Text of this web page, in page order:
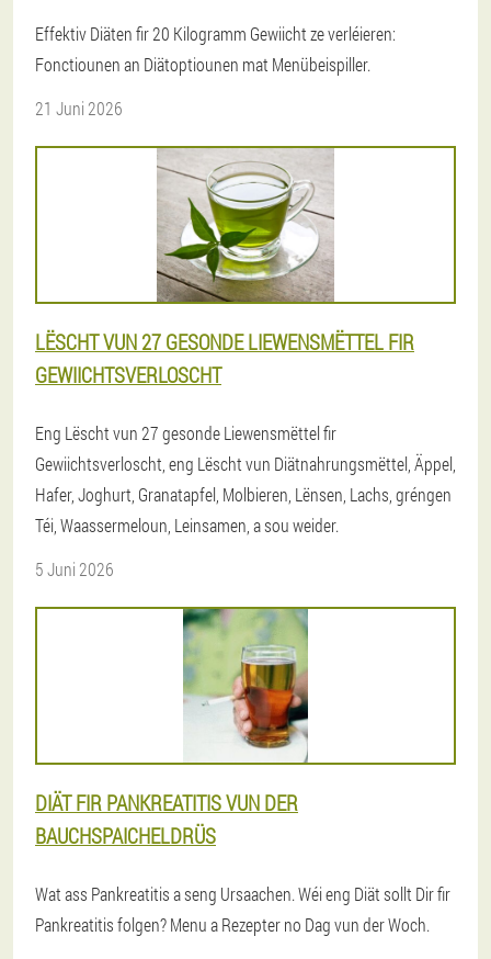
Effektiv Diäten fir 20 Kilogramm Gewiicht ze verléieren:
Fonctiounen an Diätoptiounen mat Menübeispiller.
21 Juni 2026
LËSCHT VUN 27 GESONDE LIEWENSMËTTEL FIR
GEWIICHTSVERLOSCHT
Eng Lëscht vun 27 gesonde Liewensmëttel fir
Gewiichtsverloscht, eng Lëscht vun Diätnahrungsmëttel, Äppel,
Hafer, Joghurt, Granatapfel, Molbieren, Lënsen, Lachs, gréngen
Téi, Waassermeloun, Leinsamen, a sou weider.
5 Juni 2026
DIÄT FIR PANKREATITIS VUN DER
BAUCHSPAICHELDRÜS
Wat ass Pankreatitis a seng Ursaachen. Wéi eng Diät sollt Dir fir
Pankreatitis folgen? Menu a Rezepter no Dag vun der Woch.